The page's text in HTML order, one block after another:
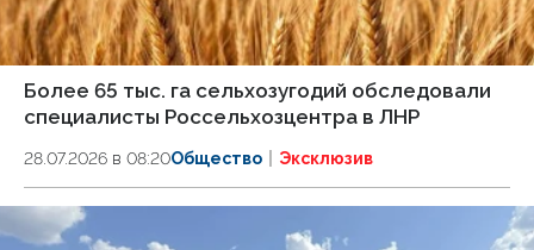
Более 65 тыс. га сельхозугодий обследовали
специалисты Россельхозцентра в ЛНР
28.07.2026 в 08:20Общество Эксклюзив